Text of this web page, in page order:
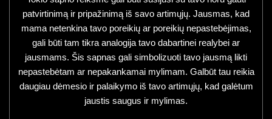
patvirtinimą ir pripažinimą iš savo artimųjų. Jausmas, kad
mama netenkina tavo poreikių ar poreikių nepastebėjimas,
gali būti tam tikra analogija tavo dabartinei realybei ar
jausmams. Šis sapnas gali simbolizuoti tavo jausmą likti
nepastebėtam ar nepakankamai mylimam. Galbūt tau reikia
daugiau dėmesio ir palaikymo iš tavo artimųjų, kad galėtum
jaustis saugus ir mylimas.